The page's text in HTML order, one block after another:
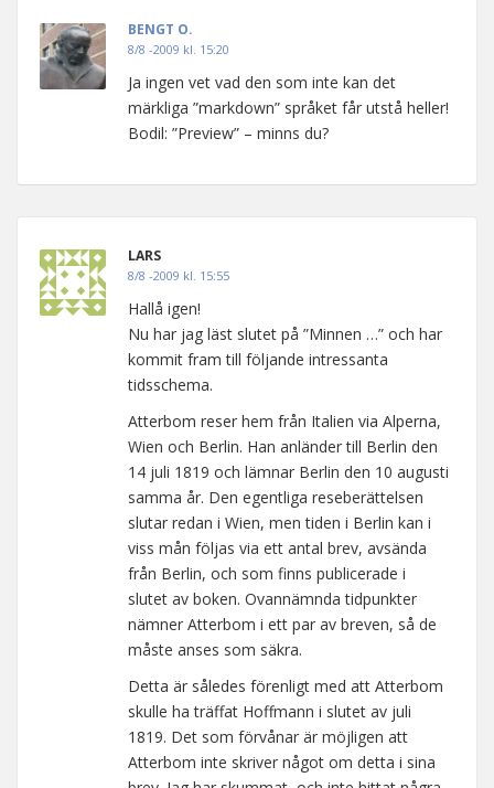
BENGT O.
8/8 -2009 kl. 15:20
Ja ingen vet vad den som inte kan det
märkliga ”markdown” språket får utstå heller!
Bodil: ”Preview” – minns du?
LARS
8/8 -2009 kl. 15:55
Hallå igen!
Nu har jag läst slutet på ”Minnen …” och har
kommit fram till följande intressanta
tidsschema.
Atterbom reser hem från Italien via Alperna,
Wien och Berlin. Han anländer till Berlin den
14 juli 1819 och lämnar Berlin den 10 augusti
samma år. Den egentliga reseberättelsen
slutar redan i Wien, men tiden i Berlin kan i
viss mån följas via ett antal brev, avsända
från Berlin, och som finns publicerade i
slutet av boken. Ovannämnda tidpunkter
nämner Atterbom i ett par av breven, så de
måste anses som säkra.
Detta är således förenligt med att Atterbom
skulle ha träffat Hoffmann i slutet av juli
1819. Det som förvånar är möjligen att
Atterbom inte skriver något om detta i sina